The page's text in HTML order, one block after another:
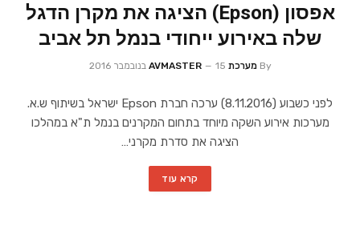
אפסון (Epson) הציגה את מקרן הדגל
שלה באירוע ייחודי בנמל תל אביב
By מערכת AVMASTER 15 בנובמבר 2016
לפני כשבוע (8.11.2016) ערכה חברת Epson ישראל בשיתוף ש.א.
מערכות אירוע השקה מיוחד בתחום המקרנים בנמל ת"א במהלכו
הציגה את סדרת מקרני…
קרא עוד